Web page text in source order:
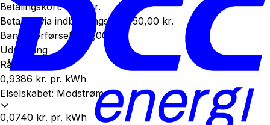
Betalingskort: 0,00 kr.
Betaling via indbetalingskort
50,00 kr.
Bankoverførsel
100,00 kr.
Udregning
Rå elpris
0,9386 kr. pr. kWh
Elselskabet: Modstrøm
0,0740 kr. pr. kWh